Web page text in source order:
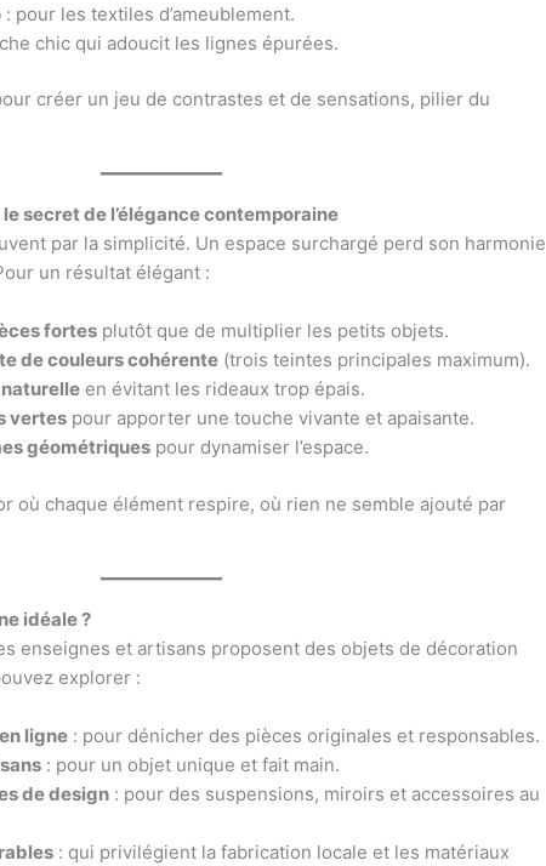
: pour les textiles d’ameublement.
chic qui adoucit les lignes épurées.
créer un jeu de contrastes et de sensations, pilier du
secret de l’élégance contemporaine
par la simplicité. Un espace surchargé perd son harmonie
un résultat élégant :
fortes plutôt que de multiplier les petits objets.
de couleurs cohérente (trois teintes principales maximum).
en évitant les rideaux trop épais.
vertes pour apporter une touche vivante et apaisante.
géométriques pour dynamiser l’espace.
où chaque élément respire, où rien ne semble ajouté par
idéale ?
enseignes et artisans proposent des objets de décoration
explorer :
ligne : pour dénicher des pièces originales et responsables.
: pour un objet unique et fait main.
de design : pour des suspensions, miroirs et accessoires au
: qui privilégient la fabrication locale et les matériaux